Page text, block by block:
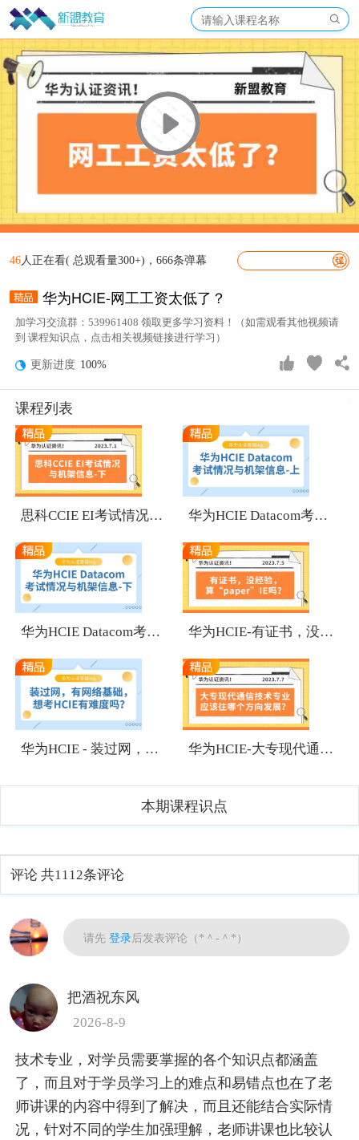
46人正在看( 总观看量300+)，666条弹幕
华为HCIE-网工工资太低了？
加学习交流群：539961408 领取更多学习资料！（如需观看其他视频请
到 课程知识点，点击相关视频链接进行学习）
更新进度 100%
课程列表
思科CCIE EI考试情况与机架信息-下 华为HCIE Datacom考试情况与机架信息-上
华为HCIE Datacom考试情况与机架信息-下 华为HCIE-有证书，没经验，算“paper”IE吗？
华为HCIE - 装过网，有网络基础，想考HCIE有难度吗？ 华为HCIE-大专现代通信技术专业应该往哪个方向发展？
本期课程识点
评论 共1112条评论
请先登录后发表评论（*＾-＾*）
把酒祝东风
2026-8-9
技术专业，对学员需要掌握的各个知识点都涵盖
了，而且对于学员学习上的难点和易错点也在了老
师讲课的内容中得到了解决，而且还能结合实际情
况，针对不同的学生加强理解，老师讲课也比较认